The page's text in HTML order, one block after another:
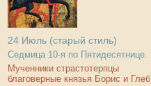
24 Июль (старый стиль)
Седмица 10-я по Пятидесятнице.
Мученники страстотерпцы
благоверные князья Борис и Глеб.